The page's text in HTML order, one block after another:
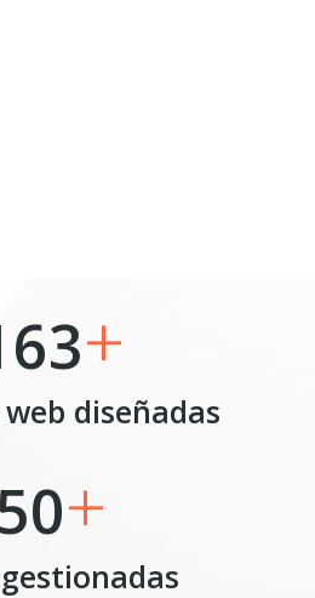
+
diseñadas
+
gestionadas